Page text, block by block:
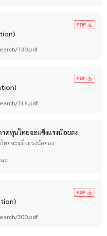
730.pdf
316.pdf
ดทุนไทยจะแข็งแรงน้อยลง
ทยจะแข็งแรงน้อยลง
300.pdf